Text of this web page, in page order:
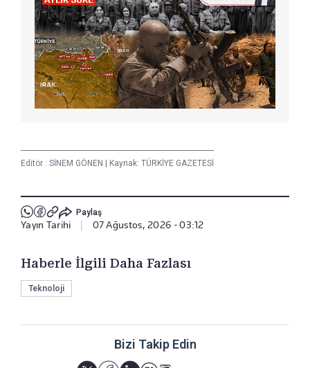
Editör : SİNEM GÖNEN | Kaynak: TÜRKİYE GAZETESİ
Paylaş
Yayın Tarihi 07 Ağustos, 2026 - 03:12
Haberle İlgili Daha Fazlası
Teknoloji
Bizi Takip Edin